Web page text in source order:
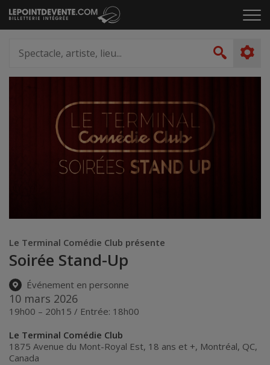
Passer
au
le
artiste,
lieu...
Le Terminal Comédie Club présente
Soirée Stand-Up
Événement en personne
10 mars 2026
19h00 – 20h15 / Entrée: 18h00
Le Terminal Comédie Club
1875 Avenue du Mont-Royal Est, 18 ans et +, Montréal, QC,
Canada